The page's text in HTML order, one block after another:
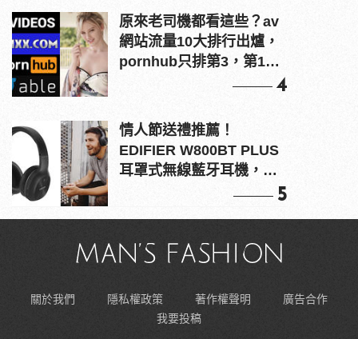
原來老司機都看這些？av
網站流量10大排行出爐，
pornhub只排第3，第1名
4
情人節送禮推薦！
EDIFIER W800BT PLUS
耳罩式無線藍牙耳機，在
5
關於我們 隱私權政策 著作權聲明
廣告合作
我要投稿